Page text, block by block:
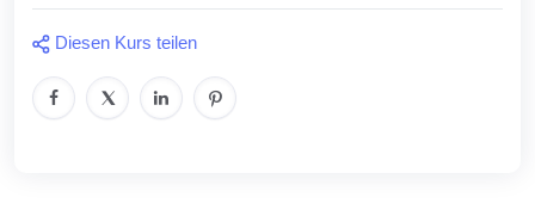
Diesen Kurs teilen